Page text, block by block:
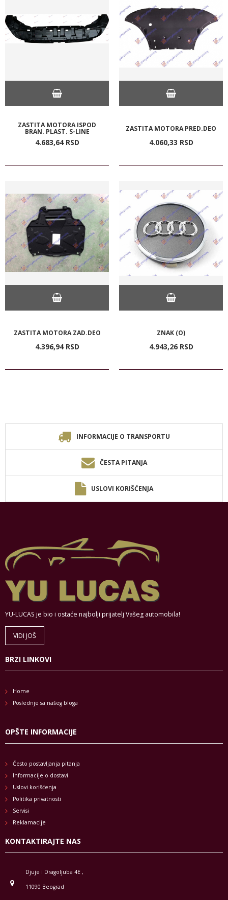
ZASTITA MOTORA ISPOD
BRAN. PLAST. S-LINE
4.683,64 RSD
ZASTITA MOTORA PRED.DEO
4.060,33 RSD
ZASTITA MOTORA ZAD.DEO
4.396,94 RSD
ZNAK (O)
4.943,26 RSD
INFORMACIJE O TRANSPORTU
ČESTA PITANJA
USLOVI KORIŠĆENJA
YU-LUCAS je bio i ostaće najbolji prijatelj Vašeg automobila!
VIDI JOŠ
BRZI LINKOVI
Home
Poslednje sa našeg bloga
OPŠTE INFORMACIJE
Često postavljanja pitanja
Informacije o dostavi
Uslovi korišćenja
Politika privatnosti
Servisi
Reklamacije
KONTAKTIRAJTE NAS
Djuje i Dragoljuba 4E ,
11090 Beograd